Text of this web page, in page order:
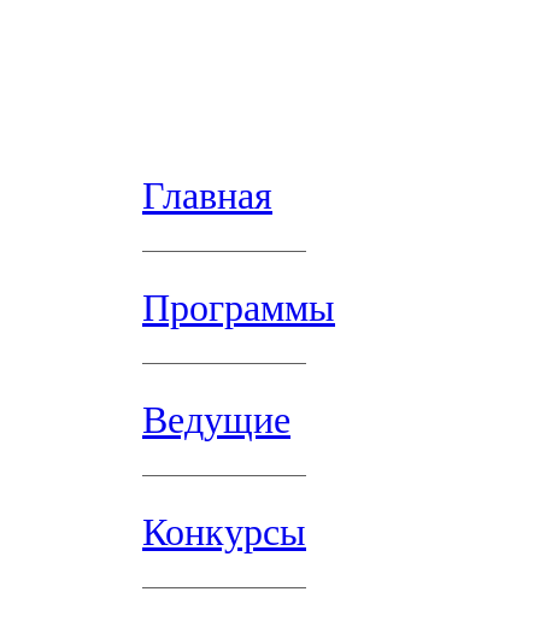
Главная
Программы
Ведущие
Конкурсы